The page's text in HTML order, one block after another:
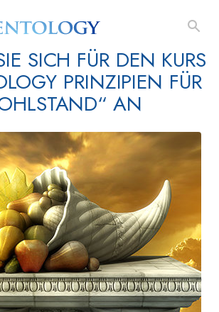
SICH FÜR DEN KURS
PRINZIPIEN FÜR
AN